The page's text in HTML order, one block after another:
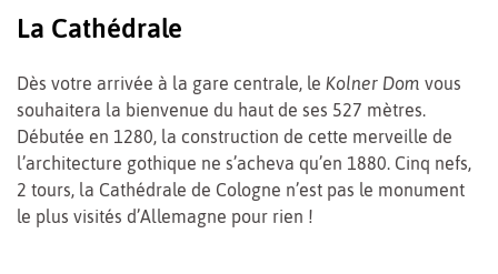
La Cathédrale
Dès votre arrivée à la gare centrale, le Kolner Dom vous
souhaitera la bienvenue du haut de ses 527 mètres.
Débutée en 1280, la construction de cette merveille de
l’architecture gothique ne s’acheva qu’en 1880. Cinq nefs,
2 tours, la Cathédrale de Cologne n’est pas le monument
le plus visités d’Allemagne pour rien !